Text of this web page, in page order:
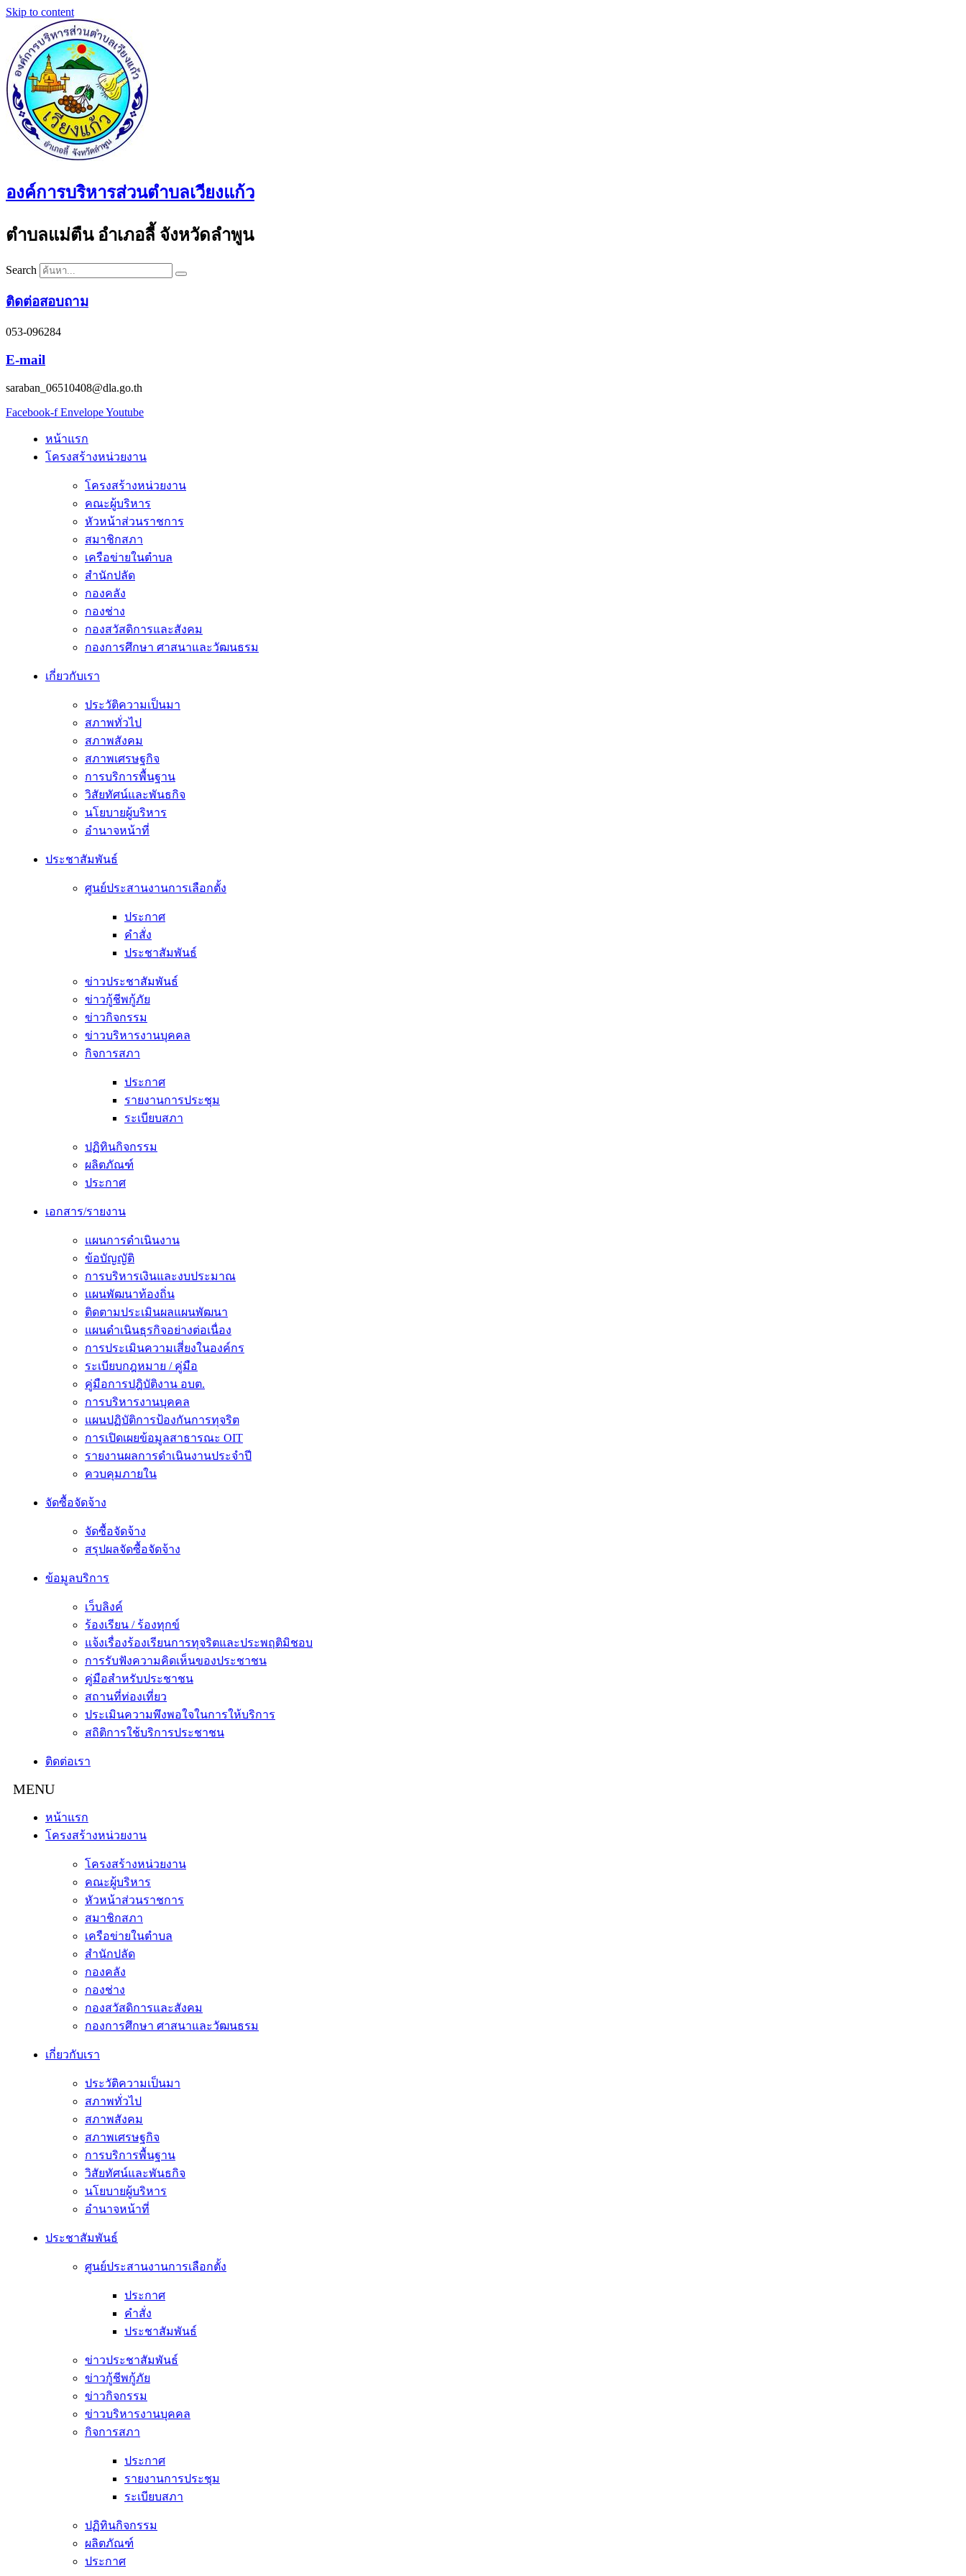
Skip to content
องค์การบริหารส่วนตำบลเวียงแก้ว
ตำบลแม่ตืน อำเภอลี้ จังหวัดลำพูน
Search
ติดต่อสอบถาม
053-096284
E-mail
saraban_06510408@dla.go.th
Facebook-f EnvelopeYoutube
หน้าแรก
โครงสร้างหน่วยงาน
โครงสร้างหน่วยงาน
คณะผู้บริหาร
หัวหน้าส่วนราชการ
สมาชิกสภา
เครือข่ายในตำบล
สำนักปลัด
กองคลัง
กองช่าง
กองสวัสดิการและสังคม
กองการศึกษา ศาสนาและวัฒนธรม
เกี่ยวกับเรา
ประวัติความเป็นมา
สภาพทั่วไป
สภาพสังคม
สภาพเศรษฐกิจ
การบริการพื้นฐาน
วิสัยทัศน์และพันธกิจ
นโยบายผู้บริหาร
อํานาจหน้าที่
ประชาสัมพันธ์
ศูนย์ประสานงานการเลือกตั้ง
ประกาศ
คำสั่ง
ประชาสัมพันธ์
ข่าวประชาสัมพันธ์
ข่าวกู้ชีพกู้ภัย
ข่าวกิจกรรม
ข่าวบริหารงานบุคคล
กิจการสภา
ประกาศ
รายงานการประชุม
ระเบียบสภา
ปฏิทินกิจกรรม
ผลิตภัณฑ์
ประกาศ
เอกสาร/รายงาน
แผนการดำเนินงาน
ข้อบัญญัติ
การบริหารเงินและงบประมาณ
แผนพัฒนาท้องถิ่น
ติดตามประเมินผลแผนพัฒนา
แผนดำเนินธุรกิจอย่างต่อเนื่อง
การประเมินความเสี่ยงในองค์กร
ระเบียบกฎหมาย / คู่มือ
คู่มือการปฎิบัติงาน อบต.
การบริหารงานบุคคล
แผนปฏิบัติการป้องกันการทุจริต
การเปิดเผยข้อมูลสาธารณะ OIT
รายงานผลการดำเนินงานประจำปี
ควบคุมภายใน
จัดซื้อจัดจ้าง
จัดซื้อจัดจ้าง
สรุปผลจัดซื้อจัดจ้าง
ข้อมูลบริการ
เว็บลิงค์
ร้องเรียน / ร้องทุกข์
แจ้งเรื่องร้องเรียนการทุจริตและประพฤติมิชอบ
การรับฟังความคิดเห็นของประชาชน
คู่มือสำหรับประชาชน
สถานที่ท่องเที่ยว
ประเมินความพึงพอใจในการให้บริการ
สถิติการใช้บริการประชาชน
ติดต่อเรา
หน้าแรก
โครงสร้างหน่วยงาน
โครงสร้างหน่วยงาน
คณะผู้บริหาร
หัวหน้าส่วนราชการ
สมาชิกสภา
เครือข่ายในตำบล
สำนักปลัด
กองคลัง
กองช่าง
กองสวัสดิการและสังคม
กองการศึกษา ศาสนาและวัฒนธรม
เกี่ยวกับเรา
ประวัติความเป็นมา
สภาพทั่วไป
สภาพสังคม
สภาพเศรษฐกิจ
การบริการพื้นฐาน
วิสัยทัศน์และพันธกิจ
นโยบายผู้บริหาร
อํานาจหน้าที่
ประชาสัมพันธ์
ศูนย์ประสานงานการเลือกตั้ง
ประกาศ
คำสั่ง
ประชาสัมพันธ์
ข่าวประชาสัมพันธ์
ข่าวกู้ชีพกู้ภัย
ข่าวกิจกรรม
ข่าวบริหารงานบุคคล
กิจการสภา
ประกาศ
รายงานการประชุม
ระเบียบสภา
ปฏิทินกิจกรรม
ผลิตภัณฑ์
ประกาศ